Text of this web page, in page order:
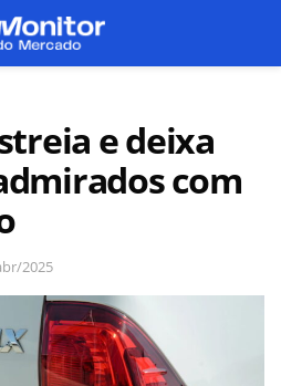
e deixa
com
2025